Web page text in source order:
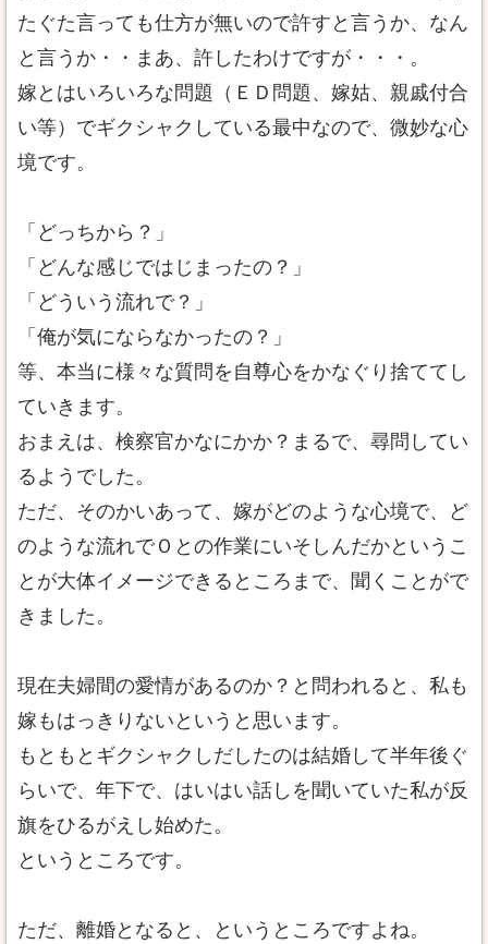
たぐた言っても仕方が無いので許すと言うか、なん
と言うか・・まあ、許したわけですが・・・。
嫁とはいろいろな問題（ＥＤ問題、嫁姑、親戚付合
い等）でギクシャクしている最中なので、微妙な心
境です。
「どっちから？」
「どんな感じではじまったの？」
「どういう流れで？」
「俺が気にならなかったの？」
等、本当に様々な質問を自尊心をかなぐり捨ててし
ていきます。
おまえは、検察官かなにかか？まるで、尋問してい
るようでした。
ただ、そのかいあって、嫁がどのような心境で、ど
のような流れでＯとの作業にいそしんだかというこ
とが大体イメージできるところまで、聞くことがで
きました。
現在夫婦間の愛情があるのか？と問われると、私も
嫁もはっきりないというと思います。
もともとギクシャクしだしたのは結婚して半年後ぐ
らいで、年下で、はいはい話しを聞いていた私が反
旗をひるがえし始めた。
というところです。
ただ、離婚となると、というところですよね。